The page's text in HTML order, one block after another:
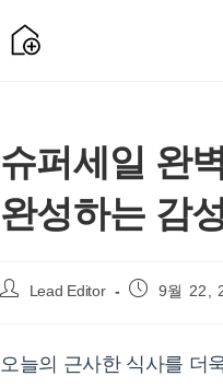
슈퍼세일 완
완성하는 감
Post
Lead Editor
Post 9월 22,
오늘의 근사한 식사를 더